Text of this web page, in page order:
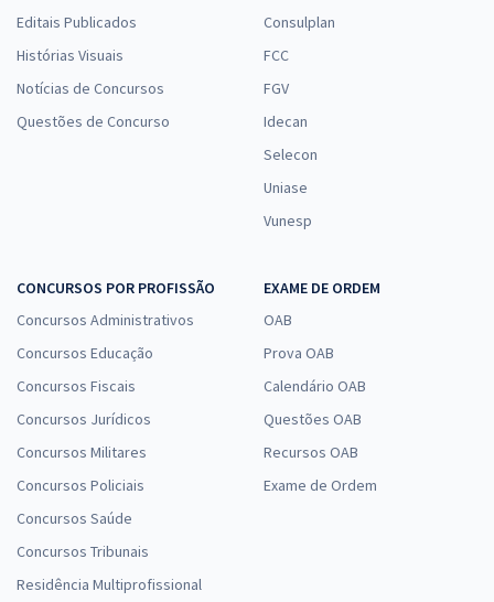
Editais Publicados
Histórias Visuais
Notícias de Concursos
Questões de Concurso
Consulplan
FCC
FGV
Idecan
Selecon
Uniase
Vunesp
CONCURSOS POR PROFISSÃO
Concursos Administrativos
Concursos Educação
Concursos Fiscais
Concursos Jurídicos
Concursos Militares
Concursos Policiais
Concursos Saúde
Concursos Tribunais
Residência Multiprofissional
EXAME DE ORDEM
OAB
Prova OAB
Calendário OAB
Questões OAB
Recursos OAB
Exame de Ordem